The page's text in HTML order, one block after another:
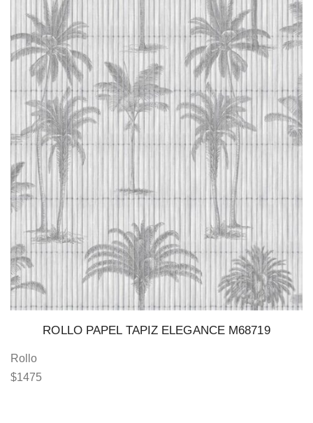
ROLLO PAPEL TAPIZ ELEGANCE M68719
Rollo
$1475